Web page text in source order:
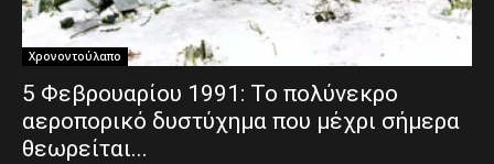
Χρονοντούλαπο
5 Φεβρουαρίου 1991: Το πολύνεκρο
αεροπορικό δυστύχημα που μέχρι σήμερα
θεωρείται...